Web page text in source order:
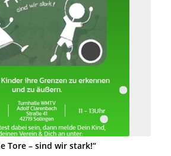
Tore – sind wir stark!“